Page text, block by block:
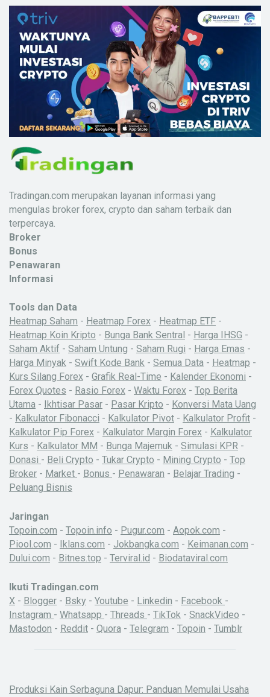
Tradingan.com merupakan layanan informasi yang
mengulas broker forex, crypto dan saham terbaik dan
terpercaya.
Broker
Bonus
Penawaran
Informasi
Tools dan Data
Heatmap Saham - Heatmap Forex - Heatmap ETF -
Heatmap Koin Kripto - Bunga Bank Sentral - Harga IHSG -
Saham Aktif - Saham Untung - Saham Rugi - Harga Emas -
Harga Minyak - Swift Kode Bank - Semua Data - Heatmap -
Kurs Silang Forex - Grafik Real-Time - Kalender Ekonomi -
Forex Quotes - Rasio Forex - Waktu Forex - Top Berita
Utama - Ikhtisar Pasar - Pasar Kripto - Konversi Mata Uang
- Kalkulator Fibonacci - Kalkulator Pivot - Kalkulator Profit -
Kalkulator Pip Forex - Kalkulator Margin Forex - Kalkulator
Kurs - Kalkulator MM - Bunga Majemuk - Simulasi KPR -
Donasi - Beli Crypto - Tukar Crypto - Mining Crypto - Top
Broker - Market - Bonus - Penawaran - Belajar Trading -
Peluang Bisnis
Jaringan
Topoin.com - Topoin.info - Pugur.com - Aopok.com -
Piool.com - Iklans.com - Jokbangka.com - Keimanan.com -
Dului.com - Bitnes.top - Terviral.id - Biodataviral.com
Ikuti Tradingan.com
X - Blogger - Bsky - Youtube - Linkedin - Facebook -
Instagram - Whatsapp - Threads - TikTok - SnackVideo -
Mastodon - Reddit - Quora - Telegram - Topoin - Tumblr
Produksi Kain Serbaguna Dapur: Panduan Memulai Usaha